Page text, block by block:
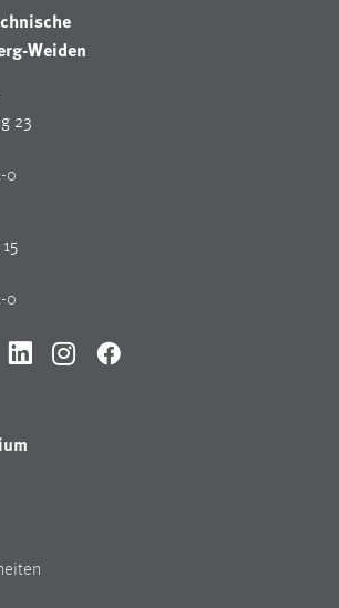
Weiden
23
0
0
LinkedInInstagramFacebook